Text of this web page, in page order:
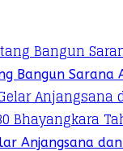
Bangun Sarana
Anjangsana